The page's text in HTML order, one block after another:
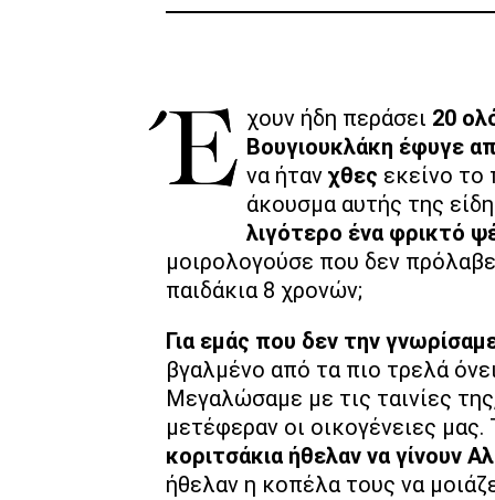
Έχουν ήδη περάσει 20
Βουγιουκλάκη έφυγε
να ήταν χθες εκείνο το
άκουσμα αυτής της
λιγότερο ένα φρικτό
μοιρολογούσε που δεν
παιδάκια 8 χρονών;
Για εμάς που δεν την
βγαλμένο από τα πιο τρελά
Μεγαλώσαμε με τις ταινίες
μετέφεραν οι οικογένειες
κοριτσάκια ήθελαν να γίνουν
ήθελαν η κοπέλα τους να